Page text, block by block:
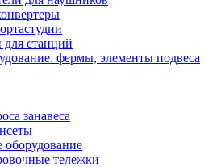
станций
фермы, элементы подвеса
занавеса
оборудование
тележки